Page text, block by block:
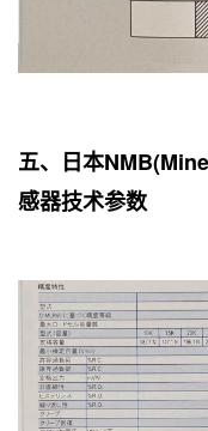
五、日本
感器技术参数